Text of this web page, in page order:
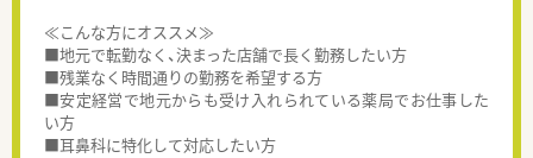
≪こんな方にオススメ≫
■地元で転勤なく、決まった店舗で長く勤務したい方
■残業なく時間通りの勤務を希望する方
■安定経営で地元からも受け入れられている薬局でお仕事した
い方
■耳鼻科に特化して対応したい方